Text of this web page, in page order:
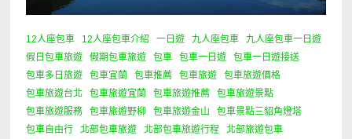
12人座包車 12人座包車介紹 一日遊 九人座包車
九人座包車一日遊
假日包車旅遊
假期包車旅遊 包車 包車一日遊
包車一日遊接送
包車多日旅遊
包車宜蘭 包車推薦 包車旅遊
包車旅遊價格
包車旅遊台北
包車旅遊宜蘭 包車旅遊推薦
包車旅遊景點
包車旅遊服務
包車旅遊野柳 包車旅遊金山
包車景點三貂角燈塔
包車自由行
北部包車旅遊 北部包車旅遊行程
北部旅遊包車